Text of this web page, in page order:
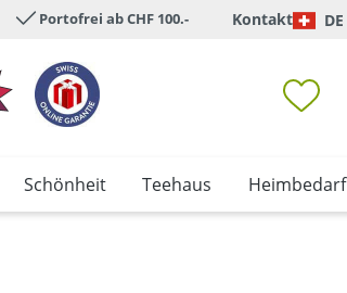
Portofrei ab CHF 100.- Kontakt DE
Schönheit Teehaus Heimbedarf